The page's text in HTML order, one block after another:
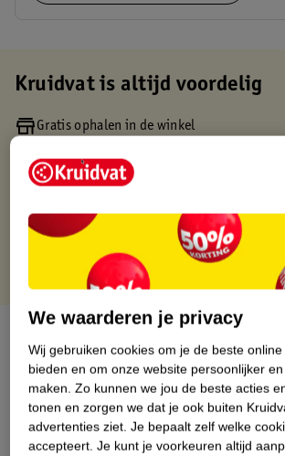
Kruidvat is altijd voordelig
Gratis ophalen in de winkel
Gratis thuisbezorgd vanaf 50.00
Gratis punten met je Kruidvat kaart
Over dit product
Productinformatie
Etiketinformatie
We waarderen je privacy
Wij gebruiken cookies om je de beste
bieden en om onze website persoonlijker
maken. Zo kunnen we jou de beste acties
tonen en zorgen we dat je ook buiten
advertenties ziet. Je bepaalt zelf welke
accepteert. Je kunt je voorkeuren altijd